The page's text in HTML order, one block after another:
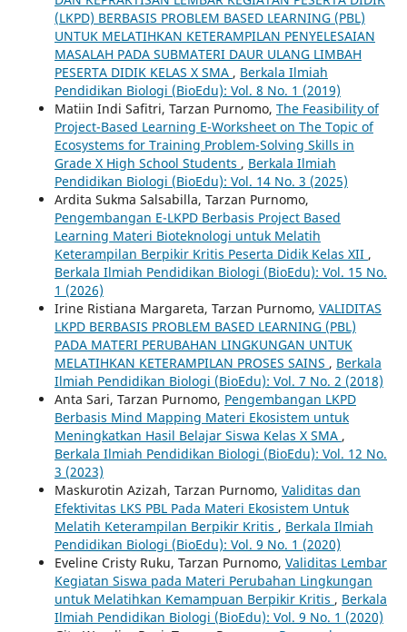
(LKPD) BERBASIS PROBLEM BASED LEARNING (PBL)
UNTUK MELATIHKAN KETERAMPILAN PENYELESAIAN
MASALAH PADA SUBMATERI DAUR ULANG LIMBAH
PESERTA DIDIK KELAS X SMA , Berkala Ilmiah
Pendidikan Biologi (BioEdu): Vol. 8 No. 1 (2019)
Matiin Indi Safitri, Tarzan Purnomo, The Feasibility of
Project-Based Learning E-Worksheet on The Topic of
Ecosystems for Training Problem-Solving Skills in
Grade X High School Students , Berkala Ilmiah
Pendidikan Biologi (BioEdu): Vol. 14 No. 3 (2025)
Ardita Sukma Salsabilla, Tarzan Purnomo,
Pengembangan E-LKPD Berbasis Project Based
Learning Materi Bioteknologi untuk Melatih
Keterampilan Berpikir Kritis Peserta Didik Kelas XII ,
Berkala Ilmiah Pendidikan Biologi (BioEdu): Vol. 15 No.
1 (2026)
Irine Ristiana Margareta, Tarzan Purnomo, VALIDITAS
LKPD BERBASIS PROBLEM BASED LEARNING (PBL)
PADA MATERI PERUBAHAN LINGKUNGAN UNTUK
MELATIHKAN KETERAMPILAN PROSES SAINS , Berkala
Ilmiah Pendidikan Biologi (BioEdu): Vol. 7 No. 2 (2018)
Anta Sari, Tarzan Purnomo, Pengembangan LKPD
Berbasis Mind Mapping Materi Ekosistem untuk
Meningkatkan Hasil Belajar Siswa Kelas X SMA ,
Berkala Ilmiah Pendidikan Biologi (BioEdu): Vol. 12 No.
3 (2023)
Maskurotin Azizah, Tarzan Purnomo, Validitas dan
Efektivitas LKS PBL Pada Materi Ekosistem Untuk
Melatih Keterampilan Berpikir Kritis , Berkala Ilmiah
Pendidikan Biologi (BioEdu): Vol. 9 No. 1 (2020)
Eveline Cristy Ruku, Tarzan Purnomo, Validitas Lembar
Kegiatan Siswa pada Materi Perubahan Lingkungan
untuk Melatihkan Kemampuan Berpikir Kritis , Berkala
Ilmiah Pendidikan Biologi (BioEdu): Vol. 9 No. 1 (2020)